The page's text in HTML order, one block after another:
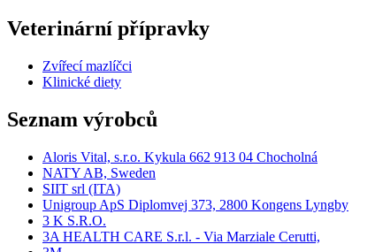
Veterinární přípravky
Zvířecí mazlíčci
Klinické diety
Seznam výrobců
Aloris Vital, s.r.o. Kykula 662 913 04 Chocholná
NATY AB, Sweden
SIIT srl (ITA)
Unigroup ApS Diplomvej 373, 2800 Kongens Lyngby
3 K S.R.O.
3A HEALTH CARE S.r.l. - Via Marziale Cerutti,